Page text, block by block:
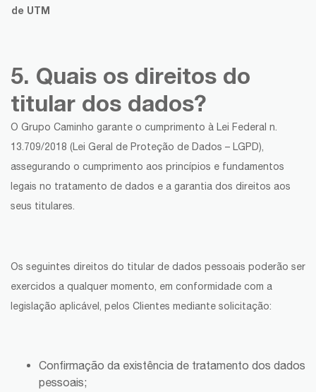
de UTM
5. Quais os direitos do
titular dos dados?
O Grupo Caminho garante o cumprimento à Lei Federal n.
13.709/2018 (Lei Geral de Proteção de Dados – LGPD),
assegurando o cumprimento aos princípios e fundamentos
legais no tratamento de dados e a garantia dos direitos aos
seus titulares.
Os seguintes direitos do titular de dados pessoais poderão ser
exercidos a qualquer momento, em conformidade com a
legislação aplicável, pelos Clientes mediante solicitação:
Confirmação da existência de tratamento dos dados
pessoais;